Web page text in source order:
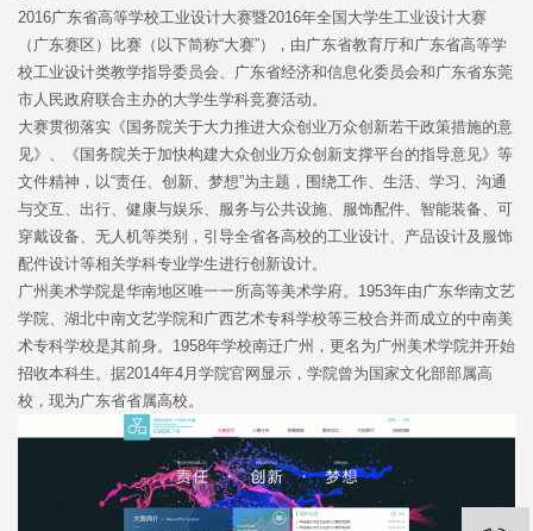
2016广东省高等学校工业设计大赛暨2016年全国大学生工业设计大赛
（广东赛区）比赛（以下简称“大赛”），由广东省教育厅和广东省高等学
校工业设计类教学指导委员会、广东省经济和信息化委员会和广东省东莞
市人民政府联合主办的大学生学科竞赛活动。
大赛贯彻落实《国务院关于大力推进大众创业万众创新若干政策措施的意
见》、《国务院关于加快构建大众创业万众创新支撑平台的指导意见》等
文件精神，以“责任、创新、梦想”为主题，围绕工作、生活、学习、沟通
与交互、出行、健康与娱乐、服务与公共设施、服饰配件、智能装备、可
穿戴设备、无人机等类别，引导全省各高校的工业设计、产品设计及服饰
配件设计等相关学科专业学生进行创新设计。
广州美术学院是华南地区唯一一所高等美术学府。1953年由广东华南文艺
学院、湖北中南文艺学院和广西艺术专科学校等三校合并而成立的中南美
术专科学校是其前身。1958年学校南迁广州，更名为广州美术学院并开始
招收本科生。据2014年4月学院官网显示，学院曾为国家文化部部属高
校，现为广东省省属高校。